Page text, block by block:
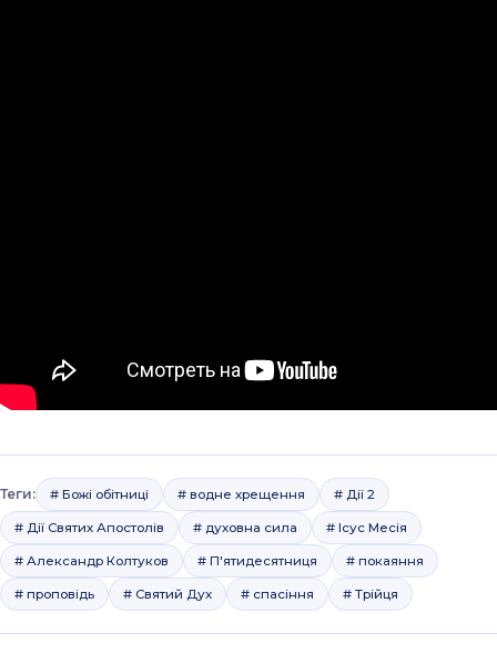
Теги: # Божі обітниці # водне хрещення # Дії 2
# Дії Святих Апостолів # духовна сила # Ісус Месія
# Александр Колтуков # П'ятидесятниця # покаяння
# проповідь # Святий Дух # спасіння # Трійця